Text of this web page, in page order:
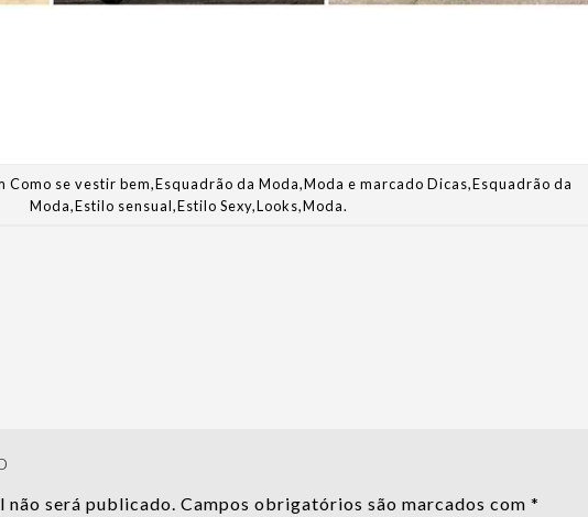
Como se vestir bem,Esquadrão da Moda,Moda e marcadoDicas,Esquadrão da
Moda,Estilo sensual,Estilo Sexy,Looks,Moda.
não será publicado. Campos obrigatórios são marcados com *